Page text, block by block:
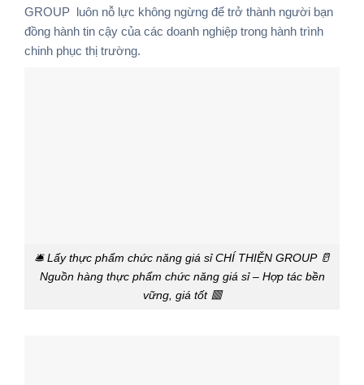
GROUP luôn nỗ lực không ngừng để trở thành người bạn
đồng hành tin cậy của các doanh nghiệp trong hành trình
chinh phục thị trường.
🛎️ Lấy thực phẩm chức năng giá sỉ CHÍ THIỆN GROUP 🥛
Nguồn hàng thực phẩm chức năng giá sỉ – Hợp tác bền
vững, giá tốt 🟥